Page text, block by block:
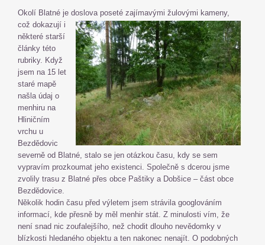
Okolí Blatné je doslova poseté zajímavými žulovými kameny,
což dokazují i
některé starší
články této
rubriky. Když
jsem na 15 let
staré mapě
našla údaj o
menhiru na
Hliničním
vrchu u
Bezdědovic
severně od Blatné, stalo se jen otázkou času, kdy se sem
vypravím prozkoumat jeho existenci. Společně s dcerou jsme
zvolily trasu z Blatné přes obce Paštiky a Dobšice – část obce
Bezdědovice.
Několik hodin času před výletem jsem strávila googlováním
informací, kde přesně by měl menhir stát. Z minulosti vím, že
není snad nic zoufalejšího, než chodit dlouho nevědomky v
blízkosti hledaného objektu a ten nakonec nenajít. O podobných